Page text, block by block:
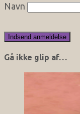
Navn
Gå ikke glip af…